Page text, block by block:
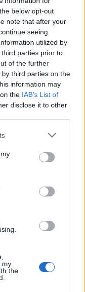
below opt-out
note that after your
seeing
utilized by
parties prior to
of the further
third parties on the
information may
the IAB’s List of
disclose it to other
my
the